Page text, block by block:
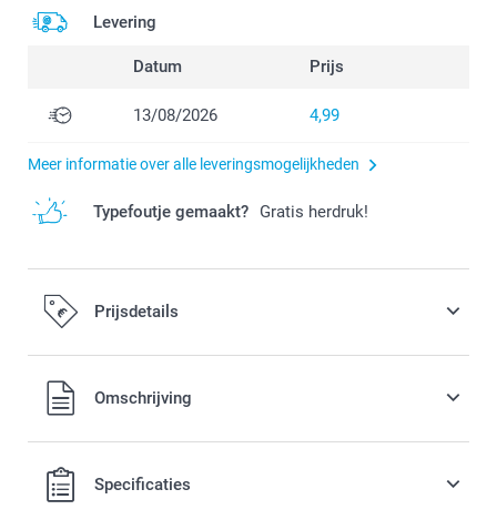
Levering
Datum Prijs
13/08/2026 4,99
Meer informatie over alle leveringsmogelijkheden
Typefoutje gemaakt? Gratis herdruk!
Prijsdetails
Alle prijzen zijn in EURO (€) inclusief BTW en exclusief
verzendkosten.Omschrijving
Specificaties